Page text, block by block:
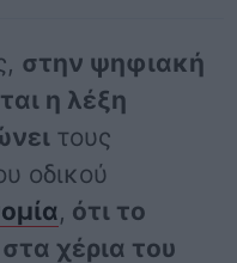
στην ψηφιακή
η λέξη
τους
οδικού
, ότι το
χέρια του